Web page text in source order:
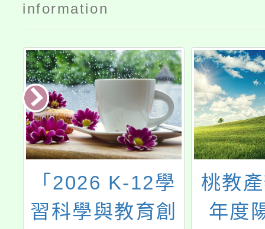
information
「2026 K-12學
習科學與教育創
桃教
年度